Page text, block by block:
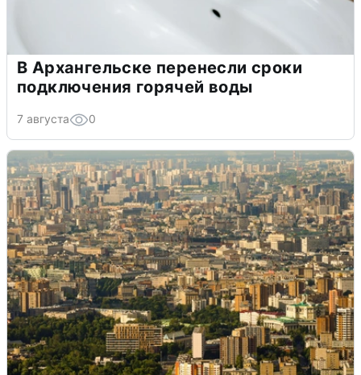
В Архангельске перенесли сроки
подключения горячей воды
7 августа 0